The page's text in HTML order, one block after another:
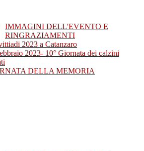
IMMAGINI DELL'EVENTO E
RINGRAZIAMENTI
2023 a Catanzaro
2023- 10° Giornata dei calzini
DELLA MEMORIA